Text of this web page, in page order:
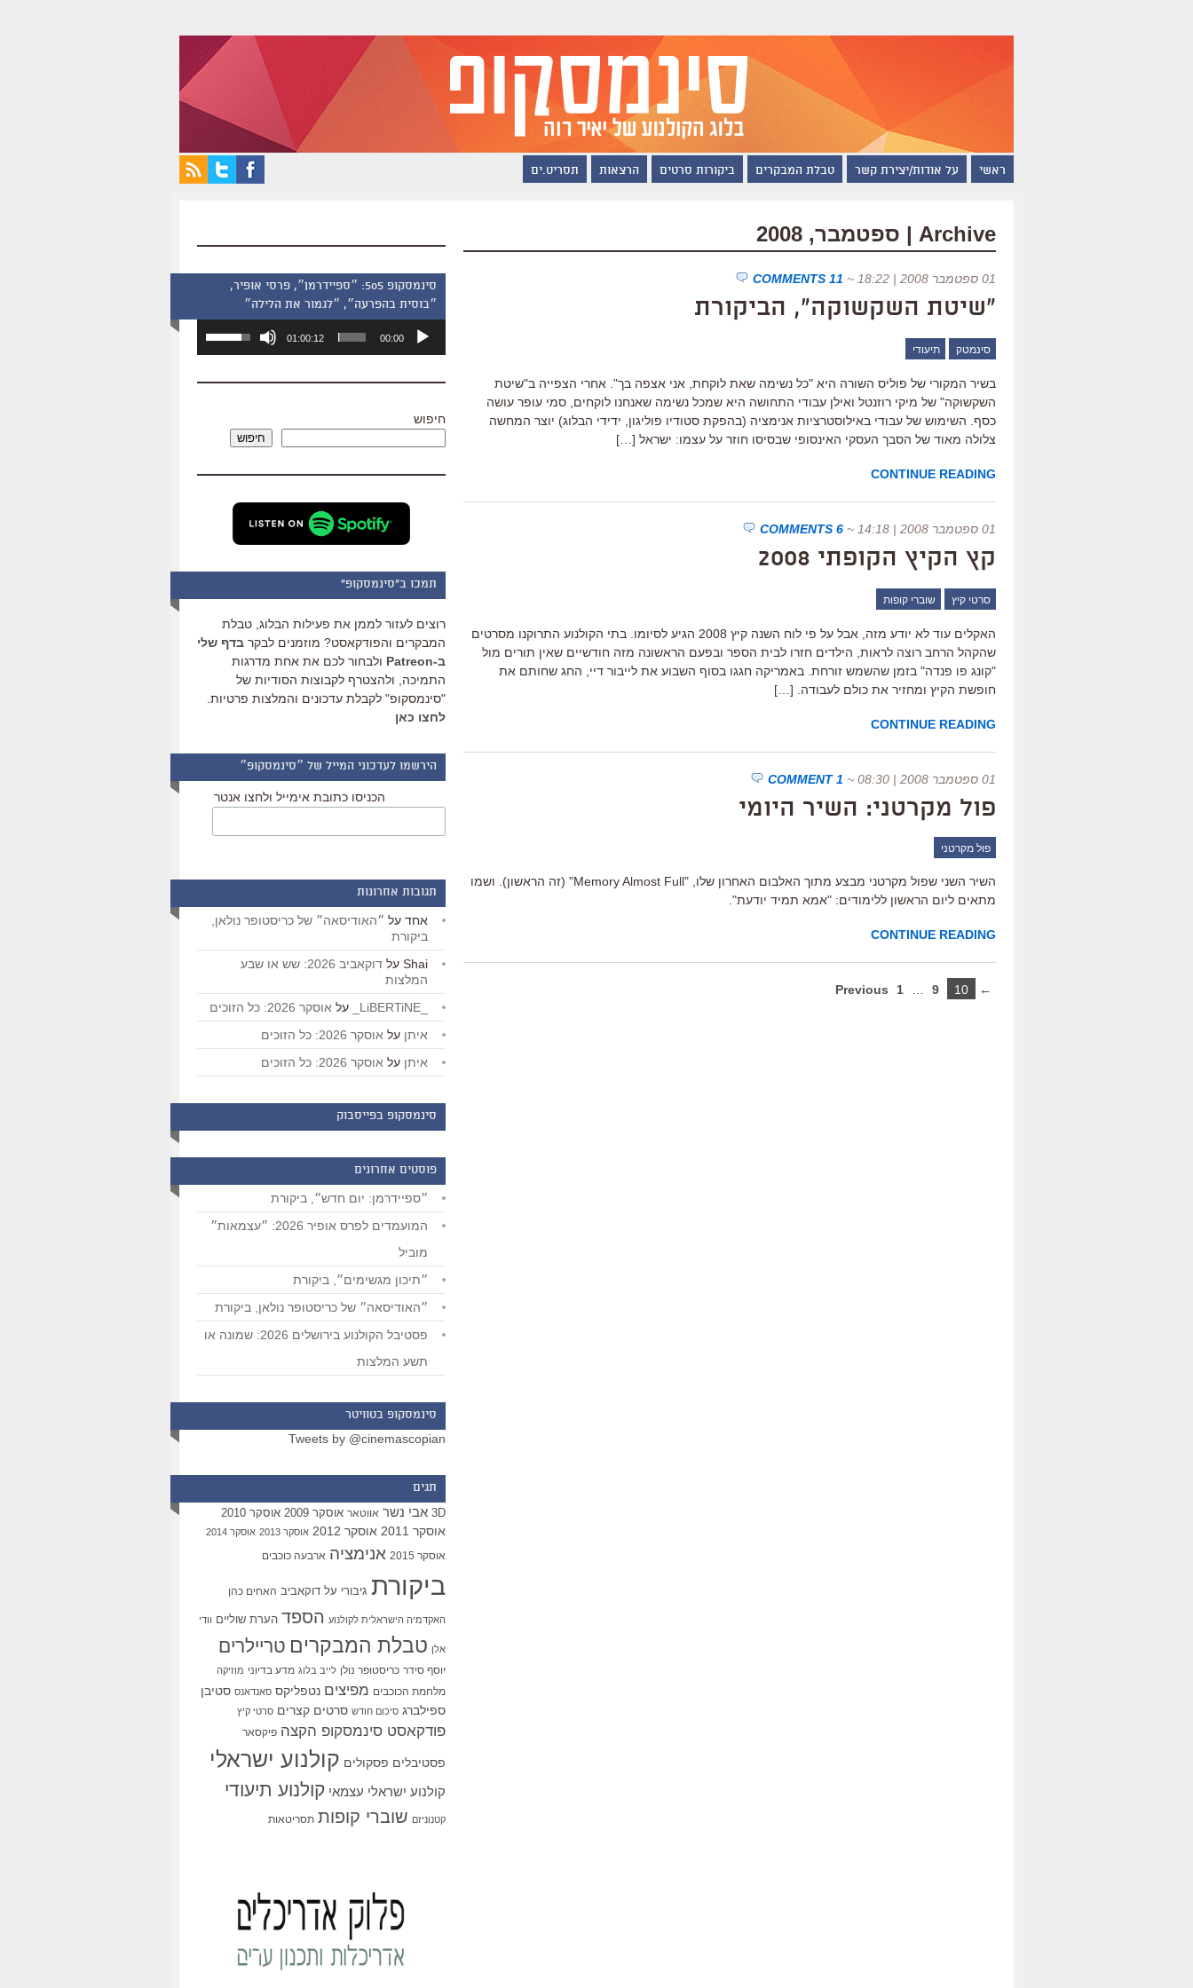
ראשי על אודות/יצירת קשר טבלת המבקרים ביקורות סרטים הרצאות תסריט.ים
Archive | ספטמבר, 2008
01 ספטמבר 2008 | 18:22 ~
11 COMMENTS
"שיטת השקשוקה", הביקורת
סינמטק תיעודי
בשיר המקורי של פוליס השורה היא "כל נשימה שאת לוקחת, אני אצפה בך". אחרי הצפייה ב"שיטת
השקשוקה" של מיקי רוזנטל ואילן עבודי התחושה היא שמכל נשימה שאנחנו לוקחים, סמי עופר עושה
כסף. השימוש של עבודי באילוסטרציות אנימציה (בהפקת סטודיו פוליגון, ידידי הבלוג) יוצר המחשה
צלולה מאוד של הסבך העסקי האינסופי שבסיסו חוזר על עצמו: ישראל […]
CONTINUE READING
01 ספטמבר 2008 | 14:18 ~
6 COMMENTS
קץ הקיץ הקופתי 2008
סרטי קיץ שוברי קופות
האקלים עוד לא יודע מזה, אבל על פי לוח השנה קיץ 2008 הגיע לסיומו. בתי הקולנוע התרוקנו מסרטים
שהקהל הרחב רוצה לראות, הילדים חזרו לבית הספר ובפעם הראשונה מזה חודשיים שאין תורים מול
"קונג פו פנדה" בזמן שהשמש זורחת. באמריקה חגגו בסוף השבוע את לייבור דיי, החג שחותם את
חופשת הקיץ ומחזיר את כולם לעבודה. […]
CONTINUE READING
01 ספטמבר 2008 | 08:30 ~
1 COMMENT
פול מקרטני: השיר היומי
פול מקרטני
השיר השני שפול מקרטני מבצע מתוך האלבום האחרון שלו, "Memory Almost Full" (זה הראשון). ושמו
מתאים ליום הראשון ללימודים: "אמא תמיד יודעת".
CONTINUE READING
← Previous
1 9 10
סינמסקופ 505: ״ספיידרמן״, פרסי אופיר,
״בוסית בהפרעה״, ״לגמור את הלילה״
אודיו
00:00
01:00:12
השתמש
כדי
שמע.
חיפוש
חיפוש
תמכו ב"סינמסקופ"
רוצים לעזור לממן את פעילות הבלוג, טבלת
המבקרים והפודקאסט? מוזמנים לבקר בדף שלי
ב-Patreon
ולבחור לכם את אחת מדרגות
התמיכה, ולהצטרף לקבוצות הסודיות של
"סינמסקופ" לקבלת עדכונים והמלצות פרטיות.
לחצו כאן
הירשמו לעדכוני המייל של ״סינמסקופ״
הכניסו כתובת אימייל ולחצו אנטר
תגובות אחרונות
אחד על ״האודיסאה״ של כריסטופר נולאן,
ביקורת
Shai על
דוקאביב 2026: שש או שבע
המלצות
על אוסקר 2026: כל הזוכים
איתן על אוסקר 2026: כל הזוכים
איתן על אוסקר 2026: כל הזוכים
סינמסקופ בפייסבוק
פוסטים אחרונים
״ספיידרמן: יום חדש״, ביקורת
המועמדים לפרס אופיר 2026: ״עצמאות״
מוביל
״תיכון מגשימים״, ביקורת
״האודיסאה״ של כריסטופר נולאן, ביקורת
פסטיבל הקולנוע בירושלים 2026: שמונה או
תשע המלצות
סינמסקופ בטוויטר
Tweets by @cinemascopian
תגים
3D אבי נשר אווטאר אוסקר 2009 אוסקר 2010
אוסקר 2011 אוסקר 2012 אוסקר 2013 אוסקר 2014
אוסקר 2015 אנימציה ארבעה כוכבים
ביקורת גיבורי על דוקאביב האחים כהן
האקדמיה הישראלית לקולנוע הספד הערת שוליים וודי
אלן טבלת המבקרים טריילרים
יוסף סידר כריסטופר נולן לייב בלוג מדע בדיוני מוזיקה
מלחמת הכוכבים מפיצים נטפליקס סאנדאנס סטיבן
ספילברג סיכום חודש סרטים קצרים סרטי קיץ
פודקאסט סינמסקופ הקצה פיקסאר
פסטיבלים פסקולים קולנוע ישראלי
קולנוע ישראלי עצמאי קולנוע תיעודי
קטנוניזם שוברי קופות תסריטאות